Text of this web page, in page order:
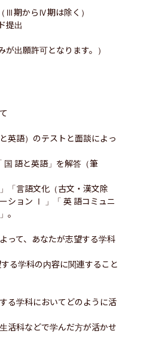
Ⅲ期からⅣ期は除く）
提出
出願許可となります。）
英語）のテストと面談によっ
国 語と英語」を解答（筆
「言語文化（古文・漢文除
ション Ⅰ 」「 英 語コミュニ
。
って、あなたが志望する学科
る学科の内容に関連すること
る学科においてどのように活
活科などで学んだ方が活かせ